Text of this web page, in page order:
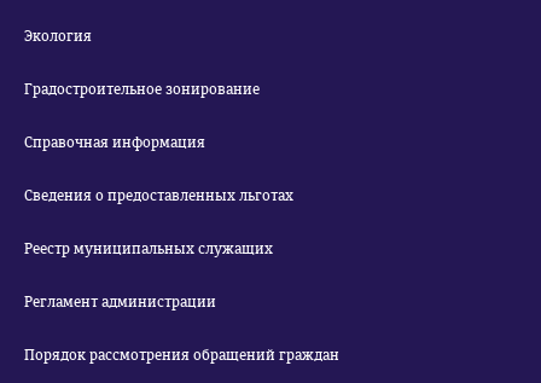
Экология
Градостроительное зонирование
Справочная информация
Сведения о предоставленных льготах
Реестр муниципальных служащих
Регламент администрации
Порядок рассмотрения обращений граждан